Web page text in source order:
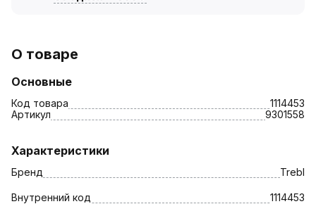
О товаре
Основные
Код товара
1114453
Артикул
9301558
Характеристики
Бренд Trebl
Внутренний код 1114453